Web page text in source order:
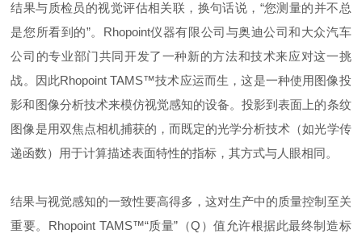
结果与质检员的视觉评估相关联，换句话说，“您测量的并不总
是您所看到的”。Rhopoint仪器有限公司与奥迪公司和大众汽车
公司的专业部门共同开发了一种新的方法和技术来应对这一挑
战。因此Rhopoint TAMS™技术应运而生，这是一种使用图像投
影和图像分析技术来模仿视觉感知的设备。投影到表面上的条纹
图像是用双焦点相机捕获的，而既定的光学分析技术（如光学传
递函数）用于计算描述表面特性的指标，其方式与人眼相同。
结果与视觉感知的一致性要高得多，这对生产中的质量控制至关
重要。Rhopoint TAMS™“质量”（Q）值允许根据此最终制造标